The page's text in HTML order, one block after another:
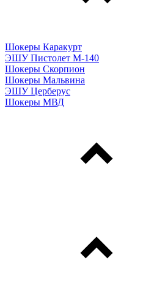
Шокеры Каракурт
ЭШУ Пистолет М-140
Шокеры Скорпион
Шокеры Мальвина
ЭШУ Церберус
Шокеры МВД